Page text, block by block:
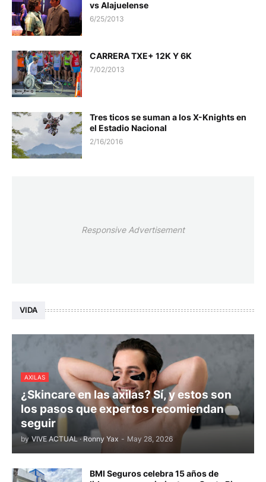
vs Alajuelense
6/25/2013
CARRERA TXE+ 12K Y 6K
7/02/2013
Tres ticos se suman a los X-Knights en
el Estadio Nacional
2/16/2016
Responsive Advertisement
VIDA
AXILAS
¿Skincare en las axilas? Sí, y estos son
los pasos que expertos recomiendan
seguir
by VIVE ACTUAL · Ronny Yax - May 28, 2026
BMI Seguros celebra 15 años de